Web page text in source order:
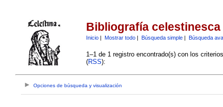
Bibliografía celestinesca
Inicio| Mostrar todo| Búsqueda simple| Búsqueda
1–1 de 1 registro encontrado(s) con los
(RSS):
Opciones de búsqueda y visualización